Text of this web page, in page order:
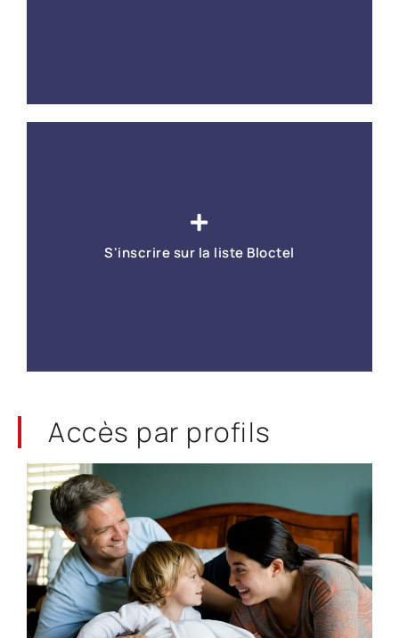
de naissance.
S'inscrire sur la liste Bloctel
Depuis le 1er juin 2016, tout consommateur peut
s’inscrire gratuitement afin de s'opposer au
démarchage téléphonique.
En savoir +
Accès par profils